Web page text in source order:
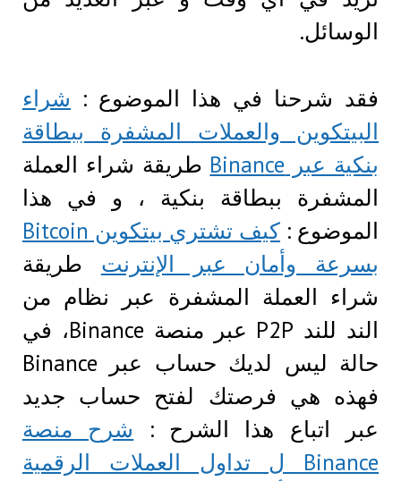
الوسائل.
فقد شرحنا في هذا الموضوع : شراء
البيتكوين والعملات المشفرة ببطاقة
بنكية عبر Binance
طريقة شراء العملة
المشفرة ببطاقة بنكية ، و في هذا
الموضوع :
كيف تشتري بيتكوين Bitcoin
بسرعة وأمان عبر الإنترنت طريقة
شراء العملة المشفرة عبر نظام من
الند للند P2P عبر منصة Binance، في
حالة ليس لديك حساب عبر Binance
فهذه هي فرصتك لفتح حساب جديد
عبر اتباع هذا الشرح : شرح منصة
Binance ل تداول العملات الرقمية